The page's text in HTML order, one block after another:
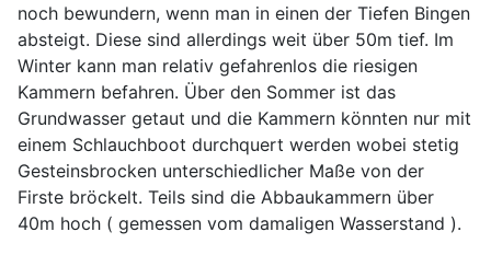
noch bewundern, wenn man in einen der Tiefen Bingen
absteigt. Diese sind allerdings weit über 50m tief. Im
Winter kann man relativ gefahrenlos die riesigen
Kammern befahren. Über den Sommer ist das
Grundwasser getaut und die Kammern könnten nur mit
einem Schlauchboot durchquert werden wobei stetig
Gesteinsbrocken unterschiedlicher Maße von der
Firste bröckelt. Teils sind die Abbaukammern über
40m hoch ( gemessen vom damaligen Wasserstand ).